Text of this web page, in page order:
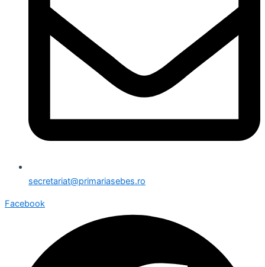
secretariat@primariasebes.ro
Facebook